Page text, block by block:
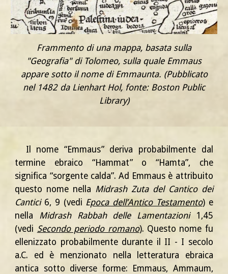
Frammento di una mappa, basata sulla
"Geografia" di Tolomeo, sulla quale Emmaus
appare sotto il nome di Emmaunta. (Pubblicato
nel 1482 da Lienhart Hol, fonte: Boston Public
Library)
Il nome “Emmaus” deriva probabilmente dal
termine ebraico “Hammat” o “Hamta”, che
significa “sorgente calda”. Ad Emmaus è attribuito
questo nome nella Midrash Zuta del Cantico dei
Cantici6, 9 (vedi Epoca dell’Antico Testamento) e
nella Midrash Rabbah delle Lamentazioni 1,45
(vedi Secondo periodo romano). Questo nome fu
ellenizzato probabilmente durante il II - I secolo
a.C. ed è menzionato nella letteratura ebraica
antica sotto diverse forme: Emmaus, Ammaum,